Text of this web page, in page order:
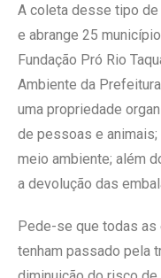
A coleta desse tipo
e abrange 25
Fundação Pró Rio
Ambiente da
uma propriedade
de pessoas e
meio ambiente; além
a devolução das
Pede-se que todas as
tenham passado pela